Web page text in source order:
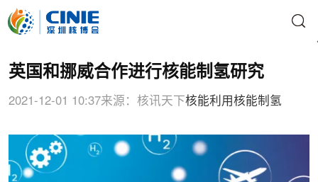
英国和挪威合作进行核能制氢研究
2021-12-01 10:37来源：核讯天下核能利用核能制氢